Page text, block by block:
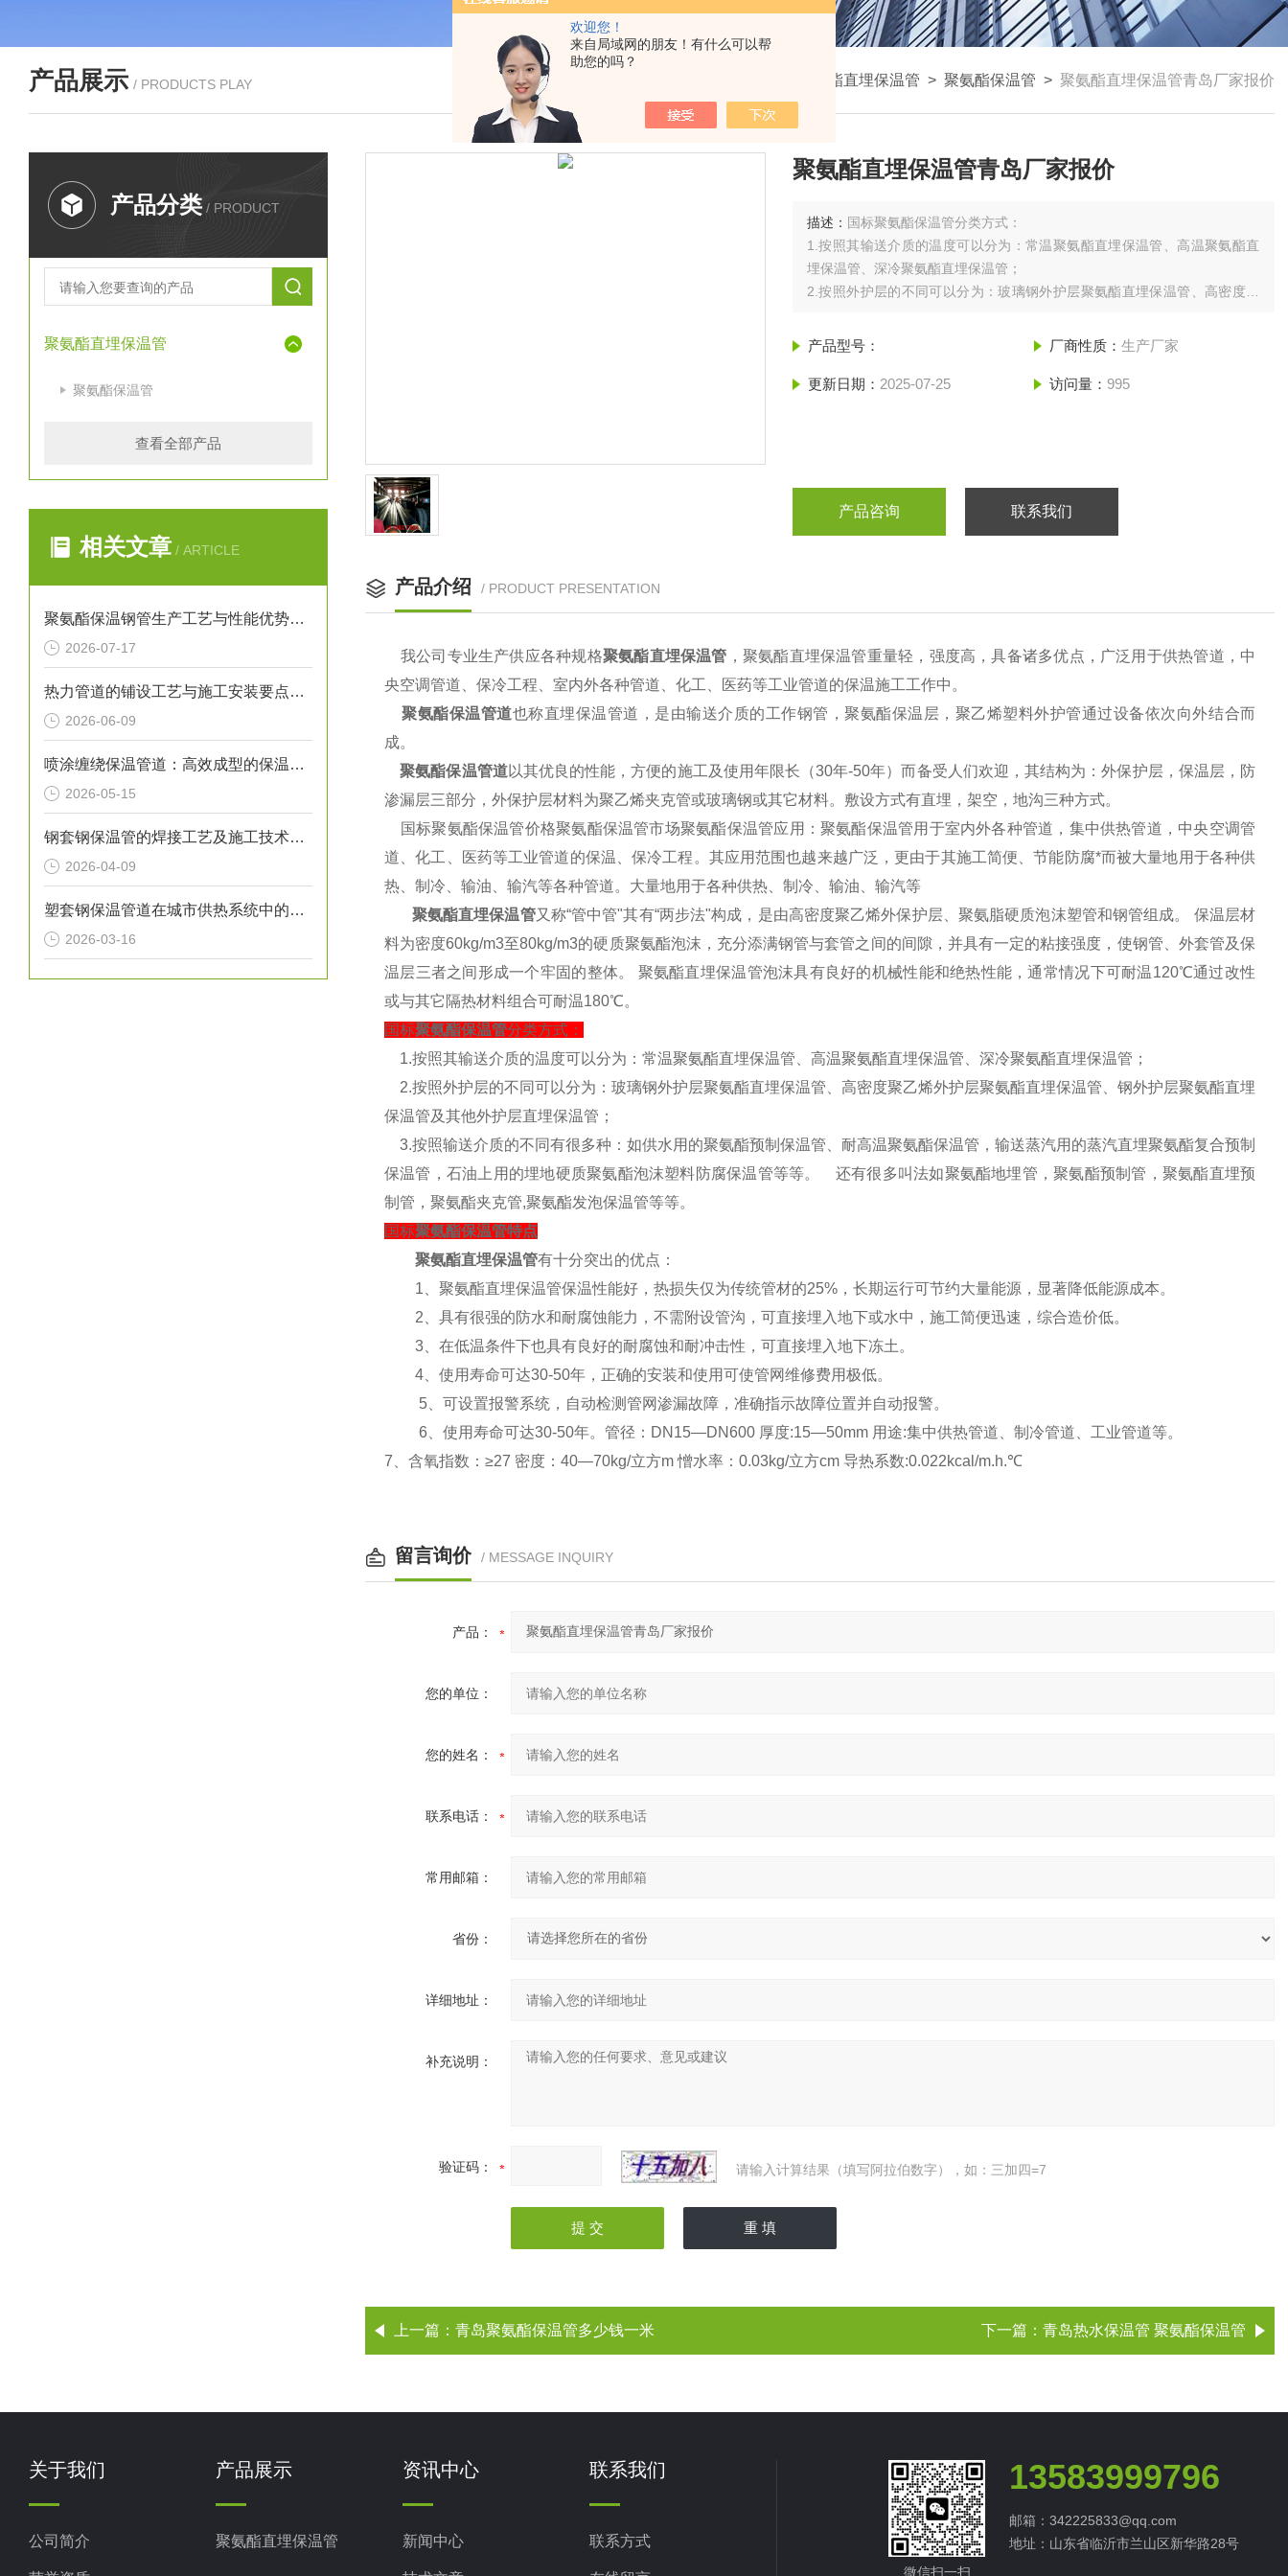
欢迎您！
来自局域网的朋友！有什么可以帮
助您的吗？
产品展示 / PRODUCTS PLAY 聚氨酯直埋保温管 > 聚氨酯保温管 > 聚氨酯直埋保温管青岛厂家报价
产品分类 / PRODUCT
聚氨酯直埋保温管
聚氨酯保温管
查看全部产品
相关文章 / ARTICLE
聚氨酯保温钢管生产工艺与性能优势解析
2026-07-17
热力管道的铺设工艺与施工安装要点解析
2026-06-09
喷涂缠绕保温管道：高效成型的保温输送核心装备
2026-05-15
钢套钢保温管的焊接工艺及施工技术研究
2026-04-09
塑套钢保温管道在城市供热系统中的应用
2026-03-16
聚氨酯直埋保温管青岛厂家报价
描述： 国标聚氨酯保温管分类方式：
1.按照其输送介质的温度可以分为：常温聚氨酯直埋保温管、高温聚氨酯直
埋保温管、深冷聚氨酯直埋保温管；
2.按照外护层的不同可以分为：玻璃钢外护层聚氨酯直埋保温管、高密度聚
埋保温管；
氨酯保温管，输送蒸汽用的蒸
产品型号： 厂商性质： 生产厂家
更新日期： 2025-07-25 访问量： 995
产品咨询 联系我们
产品介绍 / PRODUCT PRESENTATION
我公司专业生产供应各种规格聚氨酯直埋保温管 ，聚氨酯直埋保温管重量轻，强度高，具备诸多优点，广泛用于供热管道，中
央空调管道、保冷工程、室内外各种管道、化工、医药等工业管道的保温施工工作中。
聚氨酯保温管道也称直埋保温管道，是由输送介质的工作钢管，聚氨酯保温层，聚乙烯塑料外护管通过设备依次向外结合而
成。
聚氨酯保温管道以其优良的性能，方便的施工及使用年限长（30年-50年）而备受人们欢迎，其结构为：外保护层，保温层，防
渗漏层三部分，外保护层材料为聚乙烯夹克管或玻璃钢或其它材料。敷设方式有直埋，架空，地沟三种方式。
国标聚氨酯保温管价格聚氨酯保温管市场聚氨酯保温管应用：聚氨酯保温管用于室内外各种管道，集中供热管道，中央空调管
道、化工、医药等工业管道的保温、保冷工程。其应用范围也越来越广泛，更由于其施工简便、节能防腐*而被大量地用于各种供
热、制冷、输油、输汽等各种管道。大量地用于各种供热、制冷、输油、输汽等
聚氨酯直埋保温管又称“管中管"其有“两步法"构成，是由高密度聚乙烯外保护层、聚氨脂硬质泡沫塑管和钢管组成。 保温层材
料为密度60kg/m3至80kg/m3的硬质聚氨酯泡沫，充分添满钢管与套管之间的间隙，并具有一定的粘接强度，使钢管、外套管及保
温层三者之间形成一个牢固的整体。 聚氨酯直埋保温管泡沫具有良好的机械性能和绝热性能，通常情况下可耐温120℃通过改性
或与其它隔热材料组合可耐温180℃。
国标聚氨酯保温管分类方式：
1.按照其输送介质的温度可以分为：常温聚氨酯直埋保温管、高温聚氨酯直埋保温管、深冷聚氨酯直埋保温管；
2.按照外护层的不同可以分为：玻璃钢外护层聚氨酯直埋保温管、高密度聚乙烯外护层聚氨酯直埋保温管、钢外护层聚氨酯直埋
保温管及其他外护层直埋保温管；
3.按照输送介质的不同有很多种：如供水用的聚氨酯预制保温管、耐高温聚氨酯保温管，输送蒸汽用的蒸汽直埋聚氨酯复合预制
保温管，石油上用的埋地硬质聚氨酯泡沫塑料防腐保温管等等。 还有很多叫法如聚氨酯地埋管，聚氨酯预制管，聚氨酯直埋预
制管，聚氨酯夹克管,聚氨酯发泡保温管等等。
国标聚氨酯保温管特点
聚氨酯直埋保温管有十分突出的优点：
1、聚氨酯直埋保温管保温性能好，热损失仅为传统管材的25%，长期运行可节约大量能源，显著降低能源成本。
2、具有很强的防水和耐腐蚀能力，不需附设管沟，可直接埋入地下或水中，施工简便迅速，综合造价低。
3、在低温条件下也具有良好的耐腐蚀和耐冲击性，可直接埋入地下冻土。
4、使用寿命可达30-50年，正确的安装和使用可使管网维修费用极低。
5、可设置报警系统，自动检测管网渗漏故障，准确指示故障位置并自动报警。
6、使用寿命可达30-50年。管径：DN15—DN600 厚度:15—50mm 用途:集中供热管道、制冷管道、工业管道等。
7、含氧指数：≥27 密度：40—70kg/立方m 憎水率：0.03kg/立方cm 导热系数:0.022kcal/m.h.℃
留言询价 / MESSAGE INQUIRY
产品：
您的单位：
您的姓名：
联系电话：
常用邮箱：
省份：
详细地址：
补充说明：
验证码： 请输入计算结果（填写阿拉伯数字），如：三加四=7
上一篇： 青岛聚氨酯保温管多少钱一米 下一篇： 青岛热水保温管 聚氨酯保温管
关于我们
公司简介
产品展示
聚氨酯直埋保温管
资讯中心
新闻中心
联系我们
联系方式
微信扫一扫
13583999796
邮箱：342225833@qq.com
地址：山东省临沂市兰山区新华路28号